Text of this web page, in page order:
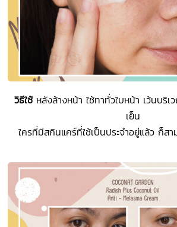
วิธีใช้หลังล้างหน้า ใช้ทาทั่วใบหน้า เว้นบริ
เย็น
ใครที่มีสกินแคร์ที่ใช้เป็นประจำอยู่แล้ว ก็สา